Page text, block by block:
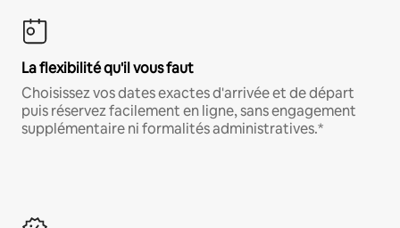
La flexibilité qu'il vous faut
Choisissez vos dates exactes d'arrivée et de départ
puis réservez facilement en ligne, sans engagement
supplémentaire ni formalités administratives.*